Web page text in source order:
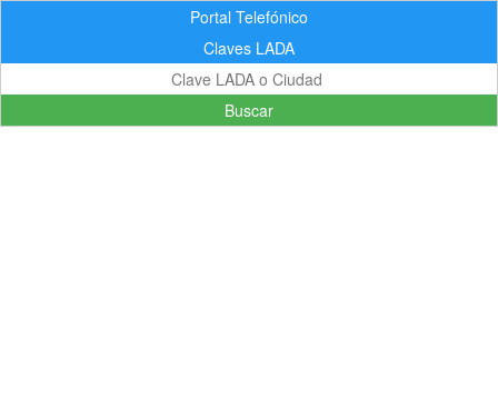
Portal Telefónico
Claves LADA
Buscar